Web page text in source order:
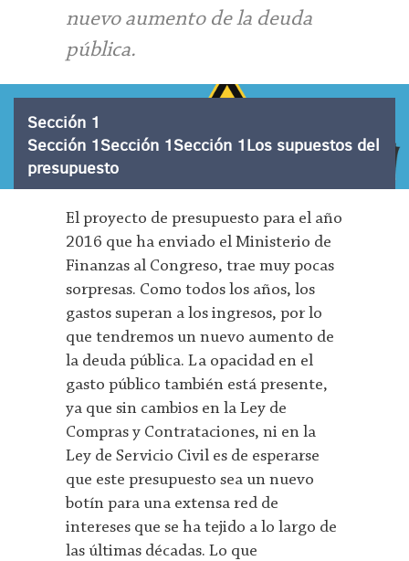
nuevo aumento de la deuda
pública.
Sección 1
Sección 1Sección 1Sección 1Los supuestos del
presupuesto
El proyecto de presupuesto para el año
2016 que ha enviado el Ministerio de
Finanzas al Congreso, trae muy pocas
sorpresas. Como todos los años, los
gastos superan a los ingresos, por lo
que tendremos un nuevo aumento de
la deuda pública. La opacidad en el
gasto público también está presente,
ya que sin cambios en la Ley de
Compras y Contrataciones, ni en la
Ley de Servicio Civil es de esperarse
que este presupuesto sea un nuevo
botín para una extensa red de
intereses que se ha tejido a lo largo de
las últimas décadas. Lo que